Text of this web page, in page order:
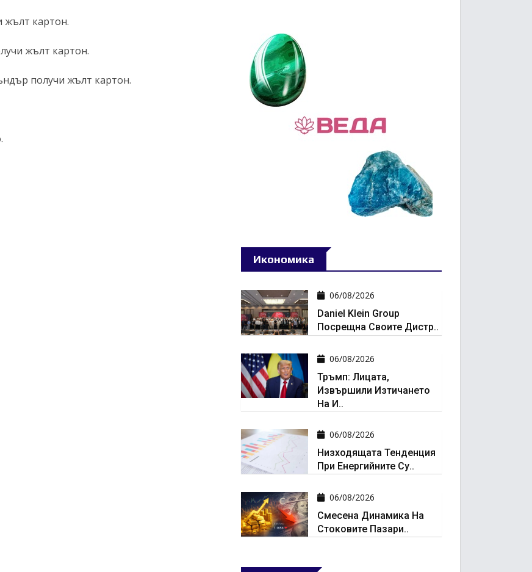
жълт картон.
жълт картон.
получи жълт картон.
Икономика
06/08/2026
Daniel Klein Group
Посрещна Своите Дистр..
06/08/2026
Тръмп: Лицата,
Извършили Изтичането
На И..
06/08/2026
Низходящата Тенденция
При Енергийните Су..
06/08/2026
Смесена Динамика На
Стоковите Пазари..